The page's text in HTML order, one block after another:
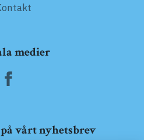
medier
vårt nyhetsbrev